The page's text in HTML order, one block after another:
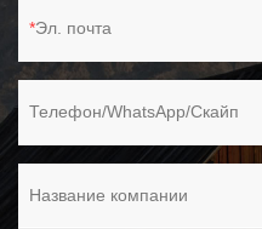
Эл. почта
Телефон/WhatsApp/Скайп
Название компании